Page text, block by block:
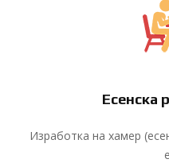
Есенска
Изработка на хамер